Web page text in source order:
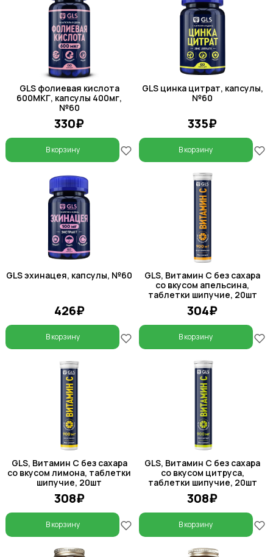
GLS фолиевая кислота
600МКГ, капсулы 400мг,
№60
330₽
В корзину
GLS цинка цитрат, капсулы,
№60
335₽
В корзину
GLS эхинацея, капсулы, №60
426₽
В корзину
GLS, Витамин С без сахара
со вкусом апельсина,
таблетки шипучие, 20шт
304₽
В корзину
GLS, Витамин С без сахара
со вкусом лимона, таблетки
шипучие, 20шт
308₽
В корзину
GLS, Витамин С без сахара
со вкусом цитруса,
таблетки шипучие, 20шт
308₽
В корзину